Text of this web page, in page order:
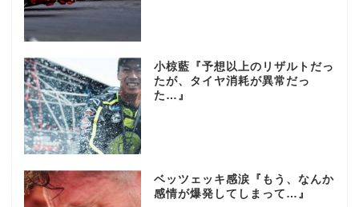
小椋藍『予想以上のリザルトだっ
たが、タイヤ消耗が異常だっ
た…』
ベッツェッキ感涙『もう、なんか
感情が爆発してしまって…』